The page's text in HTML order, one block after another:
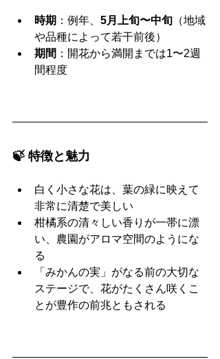
時期 ：例年、 5月上旬〜中旬 （地域
や品種によって若干前後）
期間 ：開花から満開までは1〜2週
間程度
🍃 特徴と魅力
白く小さな花は、葉の緑に映えて
非常に清楚で美しい
柑橘系の清々しい香りが一帯に漂
い、農園がアロマ空間のようにな
る
「みかんの実」がなる前の大切な
ステージで、花がたくさん咲くこ
とが豊作の前兆ともされる